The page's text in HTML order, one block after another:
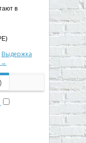
в
Выдержка
→